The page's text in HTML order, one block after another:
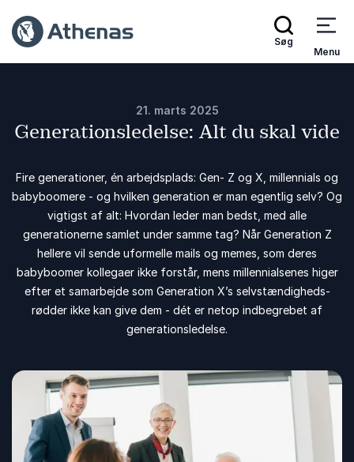
Søg
Menu
21. marts 2025
Generationsledelse: Alt du skal vide
Fire generationer, én arbejdsplads: Gen- Z og X, millennials og
babyboomere - og hvilken generation er man egentlig selv? Og
vigtigst af alt: Hvordan leder man bedst, med alle
generationerne samlet under samme tag? Når Generation Z
hellere vil sende uformelle mails og memes, som deres
babyboomer kollegaer ikke forstår, mens millennialsenes higer
efter et samarbejde som Generation X’s selvstændigheds-
rødder ikke kan give dem - dét er netop indbegrebet af
generationsledelse.